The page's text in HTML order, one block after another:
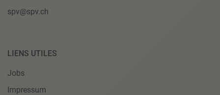
spv@spv.ch
LIENS UTILES
Jobs
Impressum